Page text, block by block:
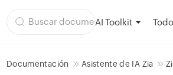
AI Toolkit
Documentación Asistente de IA Zia